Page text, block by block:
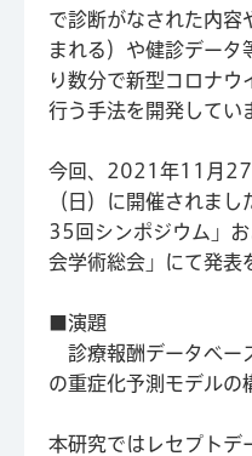
で診断がなされた内容
まれる）や健診データ
り数分で新型コロナウ
行う手法を開発してい
今回、2021年11月
（日）に開催されま
35回シンポジウム」
会学術総会」にて発表
■演題
診療報酬データベー
の重症化予測モデルの
本研究ではレセプトデ